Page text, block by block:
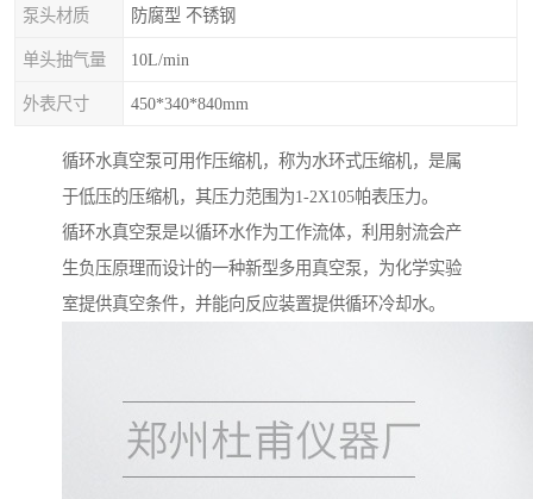
泵头材质 防腐型 不锈钢
单头抽气量 10L/min
外表尺寸 450*340*840mm
循环水真空泵可用作压缩机，称为水环式压缩机，是属
于低压的压缩机，其压力范围为1-2X105帕表压力。
循环水真空泵是以循环水作为工作流体，利用射流会产
生负压原理而设计的一种新型多用真空泵，为化学实验
室提供真空条件，并能向反应装置提供循环冷却水。